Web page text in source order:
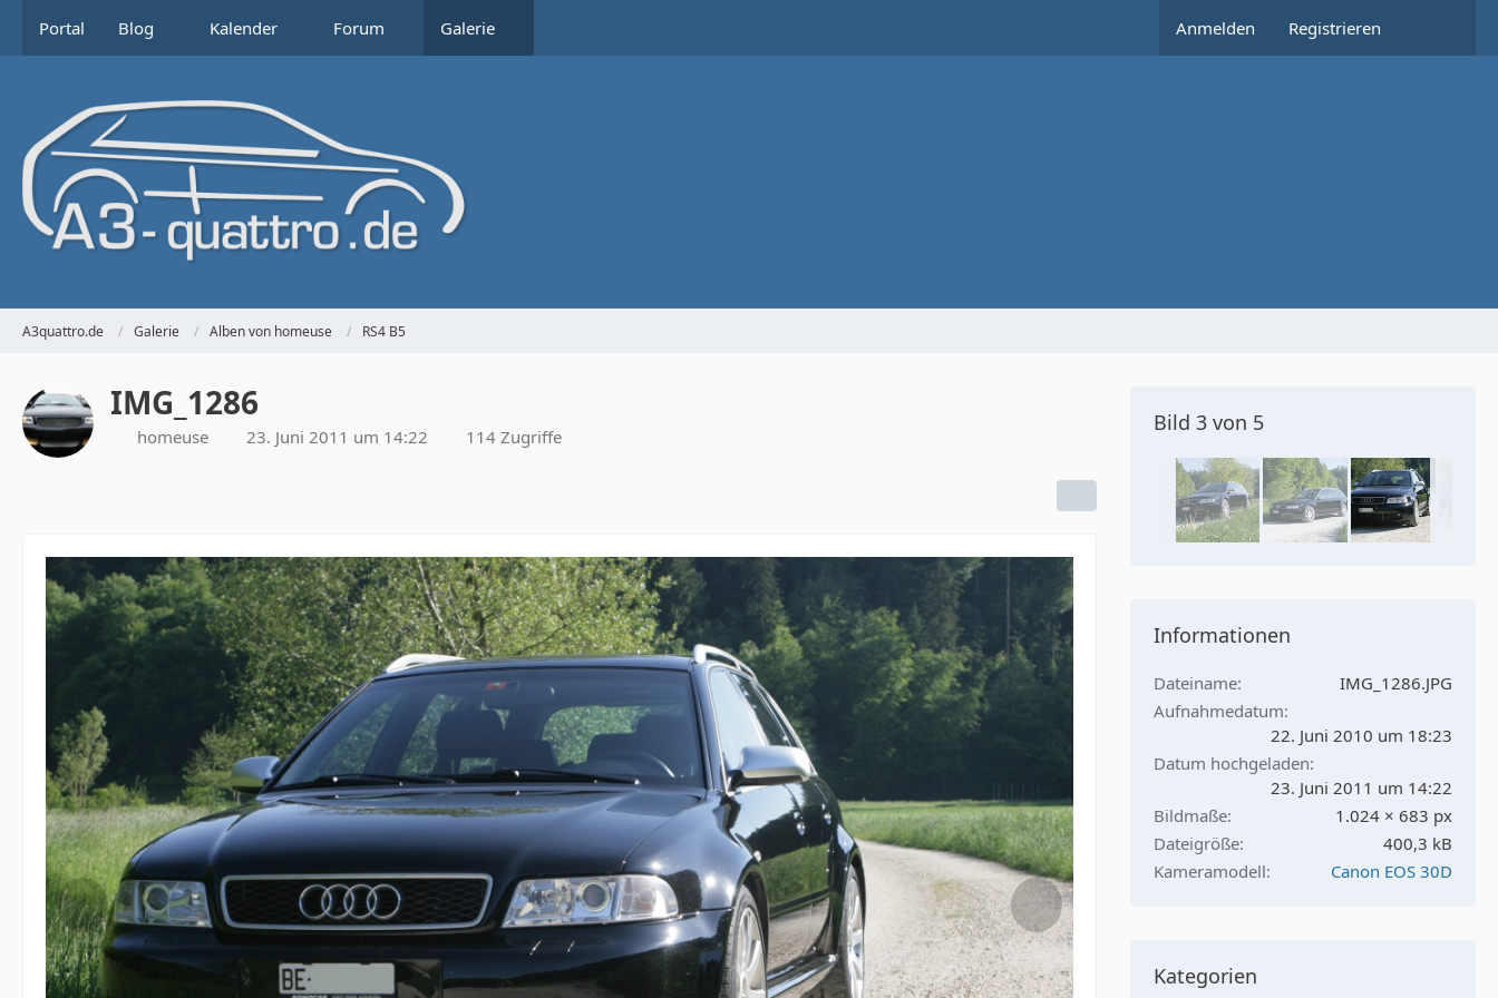
Portal Blog Kalender Forum Galerie Anmelden Registrieren
A3quattro.de Galerie Alben von homeuse RS4 B5
IMG_1286
homeuse 23. Juni 2011 um 14:22 114 Zugriffe
Bild 3 von 5
Informationen
Dateiname
IMG_1286.JPG
Aufnahmedatum
22. Juni 2010 um 18:23
Datum hochgeladen
23. Juni 2011 um 14:22
Bildmaße
1.024 × 683 px
Dateigröße
400,3 kB
Kameramodell
Canon EOS 30D
Kategorien